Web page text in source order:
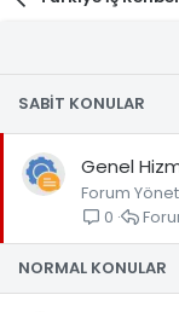
SABIT KONULAR
Genel
Forum
0
NORMAL KONULAR